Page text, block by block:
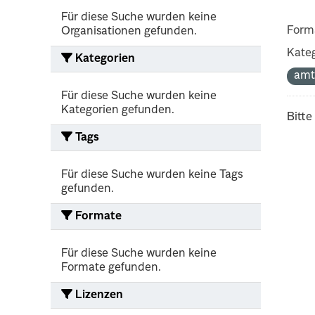
Für diese Suche wurden keine
Organisationen gefunden.
Kategorien
Für diese Suche wurden keine
Kategorien gefunden.
Tags
Für diese Suche wurden keine Tags
gefunden.
Formate
Für diese Suche wurden keine
Formate gefunden.
Lizenzen
Bitte